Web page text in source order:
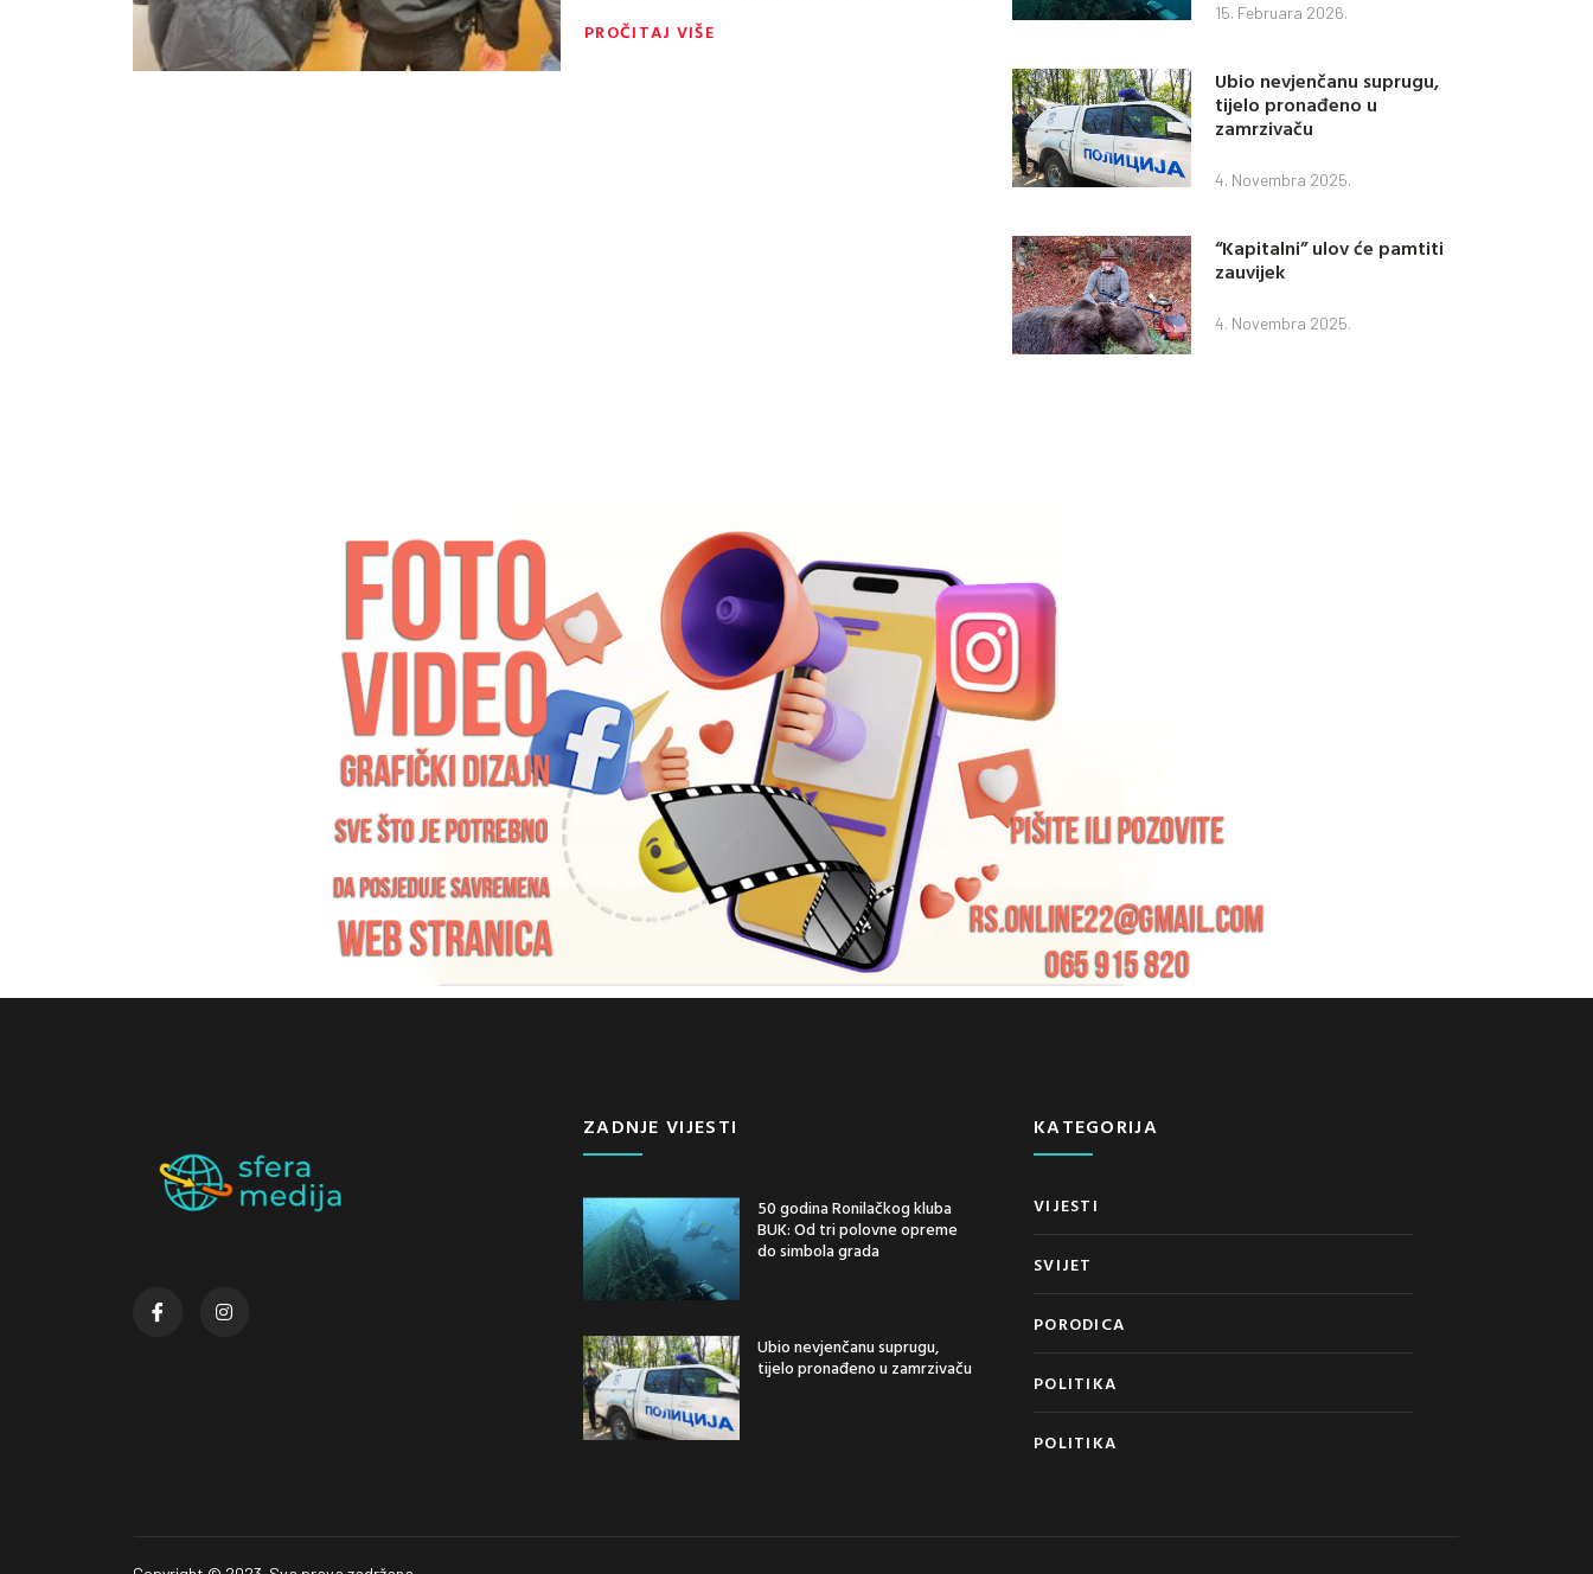
PROČITAJ VIŠE
15. Februara 2026.
Ubio nevjenčanu suprugu,
tijelo pronađeno u
zamrzivaču
4. Novembra 2025.
“Kapitalni” ulov će pamtiti
zauvijek
4. Novembra 2025.
ZADNJE VIJESTI
50 godina Ronilačkog kluba
BUK: Od tri polovne opreme
do simbola grada
Ubio nevjenčanu suprugu,
tijelo pronađeno u zamrzivaču
KATEGORIJA
VIJESTI
SVIJET
PORODICA
POLITIKA
POLITIKA